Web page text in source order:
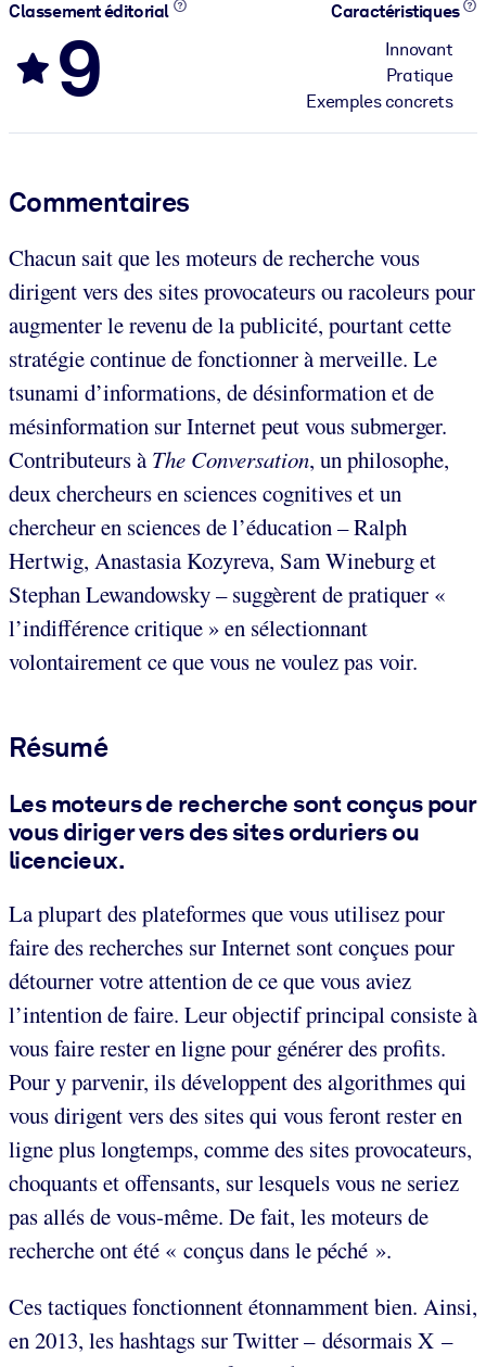
Classement éditorial
9
Caractéristiques
Innovant
Pratique
Exemples concrets
Commentaires
Chacun sait que les moteurs de recherche vous
dirigent vers des sites provocateurs ou racoleurs pour
augmenter le revenu de la publicité, pourtant cette
stratégie continue de fonctionner à merveille. Le
tsunami d’informations, de désinformation et de
mésinformation sur Internet peut vous submerger.
Contributeurs àThe Conversation, un philosophe,
deux chercheurs en sciences cognitives et un
chercheur en sciences de l’éducation – Ralph
Hertwig, Anastasia Kozyreva, Sam Wineburg et
Stephan Lewandowsky – suggèrent de pratiquer «
l’indifférence critique » en sélectionnant
volontairement ce que vous ne voulez pas voir.
Résumé
Les moteurs de recherche sont conçus pour
vous diriger vers des sites orduriers ou
licencieux.
La plupart des plateformes que vous utilisez pour
faire des recherches sur Internet sont conçues pour
détourner votre attention de ce que vous aviez
l’intention de faire. Leur objectif principal consiste à
vous faire rester en ligne pour générer des profits.
Pour y parvenir, ils développent des algorithmes qui
vous dirigent vers des sites qui vous feront rester en
ligne plus longtemps, comme des sites provocateurs,
choquants et offensants, sur lesquels vous ne seriez
pas allés de vous-même. De fait, les moteurs de
recherche ont été « conçus dans le péché ».
Ces tactiques fonctionnent étonnamment bien. Ainsi,
en 2013, les hashtags sur Twitter – désormais X –